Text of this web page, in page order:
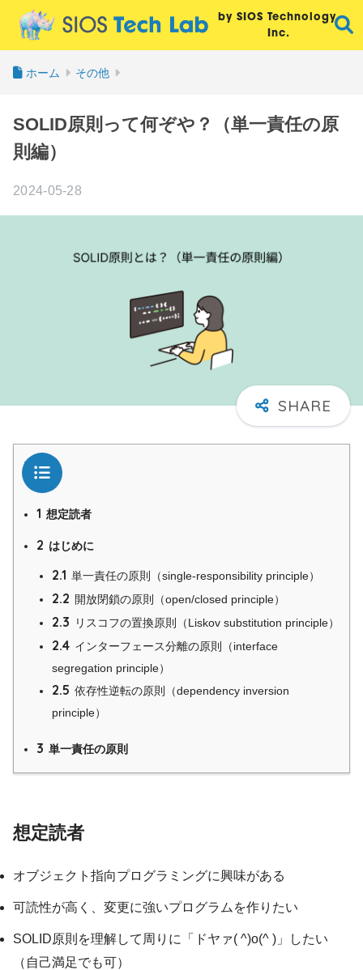
by SIOS Technology,
Inc.
ホーム その他
SOLID原則って何ぞや？（単一責任の原
則編）
2024-05-28
目次
1 想定読者
2 はじめに
2.1 単一責任の原則（single-responsibility principle）
2.2 開放閉鎖の原則（open/closed principle）
2.3 リスコフの置換原則（Liskov substitution principle）
2.4 インターフェース分離の原則（interface
segregation principle）
2.5 依存性逆転の原則（dependency inversion
principle）
3 単一責任の原則
想定読者
オブジェクト指向プログラミングに興味がある
可読性が高く、変更に強いプログラムを作りたい
SOLID原則を理解して周りに「ドヤァ( ^)o(^ )」したい
（自己満足でも可）